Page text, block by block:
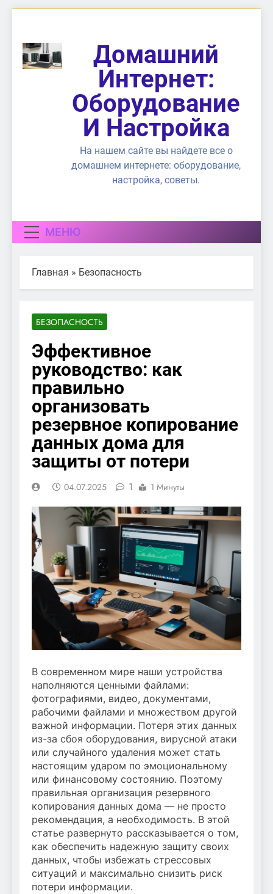
содержимому
Домашний
Интернет:
Оборудование
И Настройка
На нашем сайте вы найдете все о
домашнем интернете: оборудование,
настройка, советы.
МЕНЮ
Главная » Безопасность
БЕЗОПАСНОСТЬ
Эффективное
руководство: как
правильно
организовать
резервное копирование
данных дома для
защиты от потери
04.07.2025 1 1 Минуты
В современном мире наши устройства
наполняются ценными файлами:
фотографиями, видео, документами,
рабочими файлами и множеством другой
важной информации. Потеря этих данных
из-за сбоя оборудования, вирусной атаки
или случайного удаления может стать
настоящим ударом по эмоциональному
или финансовому состоянию. Поэтому
правильная организация резервного
копирования данных дома — не просто
рекомендация, а необходимость. В этой
статье развернуто рассказывается о том,
как обеспечить надежную защиту своих
данных, чтобы избежать стрессовых
ситуаций и максимально снизить риск
потери информации.